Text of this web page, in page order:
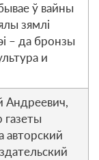
ў вайны
зямлі
– да бронзы
и
Андреевич,
газеты
авторский